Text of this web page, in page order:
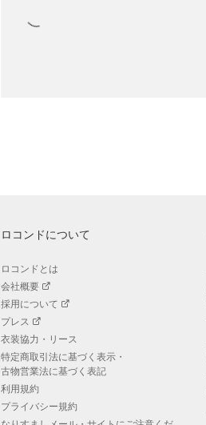
ロコンドについて
ロコンドとは
会社概要
採用について
プレス
衣装協力・リース
特定商取引法に基づく表示・
古物営業法に基づく表記
利用規約
プライバシー規約